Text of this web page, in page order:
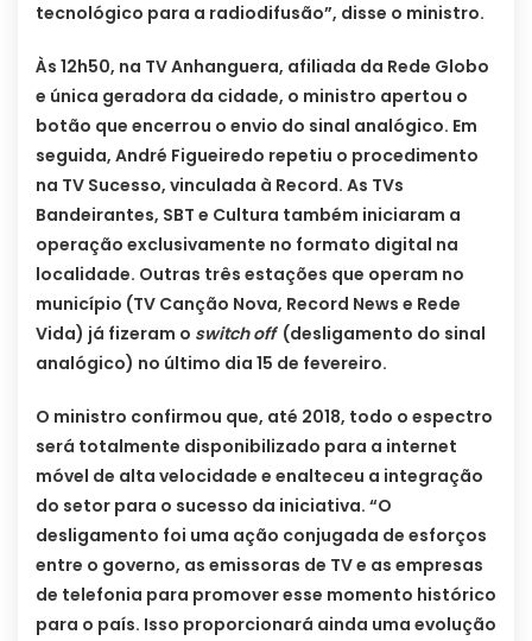
tecnológico para a radiodifusão”, disse o ministro.
Às 12h50, na TV Anhanguera, afiliada da Rede Globo
e única geradora da cidade, o ministro apertou o
botão que encerrou o envio do sinal analógico. Em
seguida, André Figueiredo repetiu o procedimento
na TV Sucesso, vinculada à Record. As TVs
Bandeirantes, SBT e Cultura também iniciaram a
operação exclusivamente no formato digital na
localidade. Outras três estações que operam no
município (TV Canção Nova, Record News e Rede
Vida) já fizeram o switch off(desligamento do sinal
analógico) no último dia 15 de fevereiro.
O ministro confirmou que, até 2018, todo o espectro
será totalmente disponibilizado para a internet
móvel de alta velocidade e enalteceu a integração
do setor para o sucesso da iniciativa. “O
desligamento foi uma ação conjugada de esforços
entre o governo, as emissoras de TV e as empresas
de telefonia para promover esse momento histórico
para o país. Isso proporcionará ainda uma evolução